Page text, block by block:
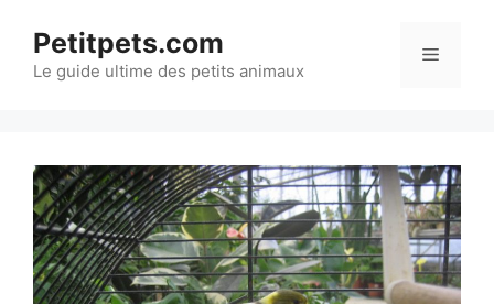
contenu
Petitpets.com
Le guide ultime des petits animaux
Menu